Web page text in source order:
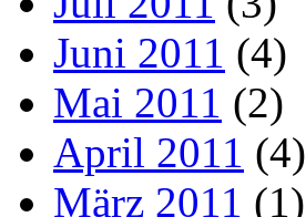
Juni 2011 (4)
Mai 2011 (2)
April 2011 (4)
März 2011 (1)